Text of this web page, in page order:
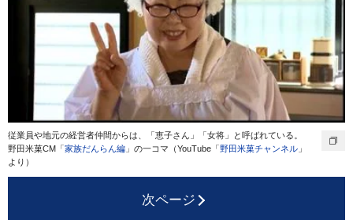
従業員や地元の経営者仲間からは、「恵子さん」「女将」と呼ばれている。
野田米菓CM「家族だんらん編 」の一コマ（YouTube「野田米菓チャンネル 」
より）
次ページ